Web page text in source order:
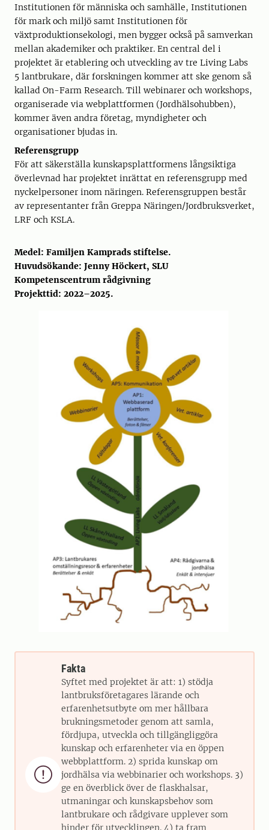
Institutionen för människa och samhälle, Institutionen
för mark och miljö samt Institutionen för
växtproduktionsekologi, men bygger också på samverkan
mellan akademiker och praktiker. En central del i
projektet är etablering och utveckling av tre Living Labs
5 lantbrukare, där forskningen kommer att ske genom så
kallad On-Farm Research. Till webinarer och workshops,
organiserade via webplattformen (Jordhälsohubben),
kommer även andra företag, myndigheter och
organisationer bjudas in.
Referensgrupp
För att säkerställa kunskapsplattformens långsiktiga
överlevnad har projektet inrättat en referensgrupp med
nyckelpersoner inom näringen. Referensgruppen består
av representanter från Greppa Näringen/Jordbruksverket,
LRF och KSLA.
Medel: Familjen Kamprads stiftelse.
Huvudsökande: Jenny Höckert, SLU
Kompetenscentrum rådgivning
Projekttid: 2022–2025.

Fakta
Syftet med projektet är att: 1) stödja
lantbruksföretagares lärande och
erfarenhetsutbyte om mer hållbara
brukningsmetoder genom att samla,
fördjupa, utveckla och tillgängliggöra
kunskap och erfarenheter via en öppen
webbplattform. 2) sprida kunskap om
jordhälsa via webbinarier och workshops. 3)
ge en överblick över de flaskhalsar,
utmaningar och kunskapsbehov som
lantbrukare och rådgivare upplever som
hinder för utvecklingen. 4) ta fram